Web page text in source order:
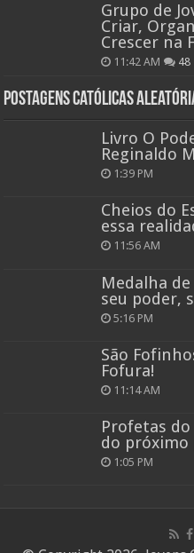
Grupo de
Criar,
Crescer na
11:42 AM 48
Postagens católicas
Livro O
Reginaldo
1:39 PM
Cheios do
essa
11:56 AM
Medalha
seu poder,
5:16 PM
São
Fofura!
11:14 AM
Profetas
do próximo
1:05 PM